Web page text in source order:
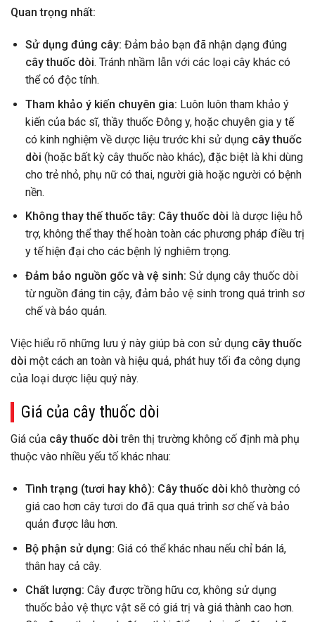
Quan trọng nhất:
Sử dụng đúng cây: Đảm bảo bạn đã nhận dạng đúng
cây thuốc dòi. Tránh nhầm lẫn với các loại cây khác có
thể có độc tính.
Tham khảo ý kiến chuyên gia: Luôn luôn tham khảo ý
kiến của bác sĩ, thầy thuốc Đông y, hoặc chuyên gia y tế
có kinh nghiệm về dược liệu trước khi sử dụng cây thuốc
dòi (hoặc bất kỳ cây thuốc nào khác), đặc biệt là khi dùng
cho trẻ nhỏ, phụ nữ có thai, người già hoặc người có bệnh
nền.
Không thay thế thuốc tây: Cây thuốc dòi là dược liệu hỗ
trợ, không thể thay thế hoàn toàn các phương pháp điều trị
y tế hiện đại cho các bệnh lý nghiêm trọng.
Đảm bảo nguồn gốc và vệ sinh: Sử dụng cây thuốc dòi
từ nguồn đáng tin cậy, đảm bảo vệ sinh trong quá trình sơ
chế và bảo quản.
Việc hiểu rõ những lưu ý này giúp bà con sử dụng cây thuốc
dòi một cách an toàn và hiệu quả, phát huy tối đa công dụng
của loại dược liệu quý này.
Giá của cây thuốc dòi
Giá của cây thuốc dòi trên thị trường không cố định mà phụ
thuộc vào nhiều yếu tố khác nhau:
Tình trạng (tươi hay khô): Cây thuốc dòi khô thường có
giá cao hơn cây tươi do đã qua quá trình sơ chế và bảo
quản được lâu hơn.
Bộ phận sử dụng: Giá có thể khác nhau nếu chỉ bán lá,
thân hay cả cây.
Chất lượng: Cây được trồng hữu cơ, không sử dụng
thuốc bảo vệ thực vật sẽ có giá trị và giá thành cao hơn.